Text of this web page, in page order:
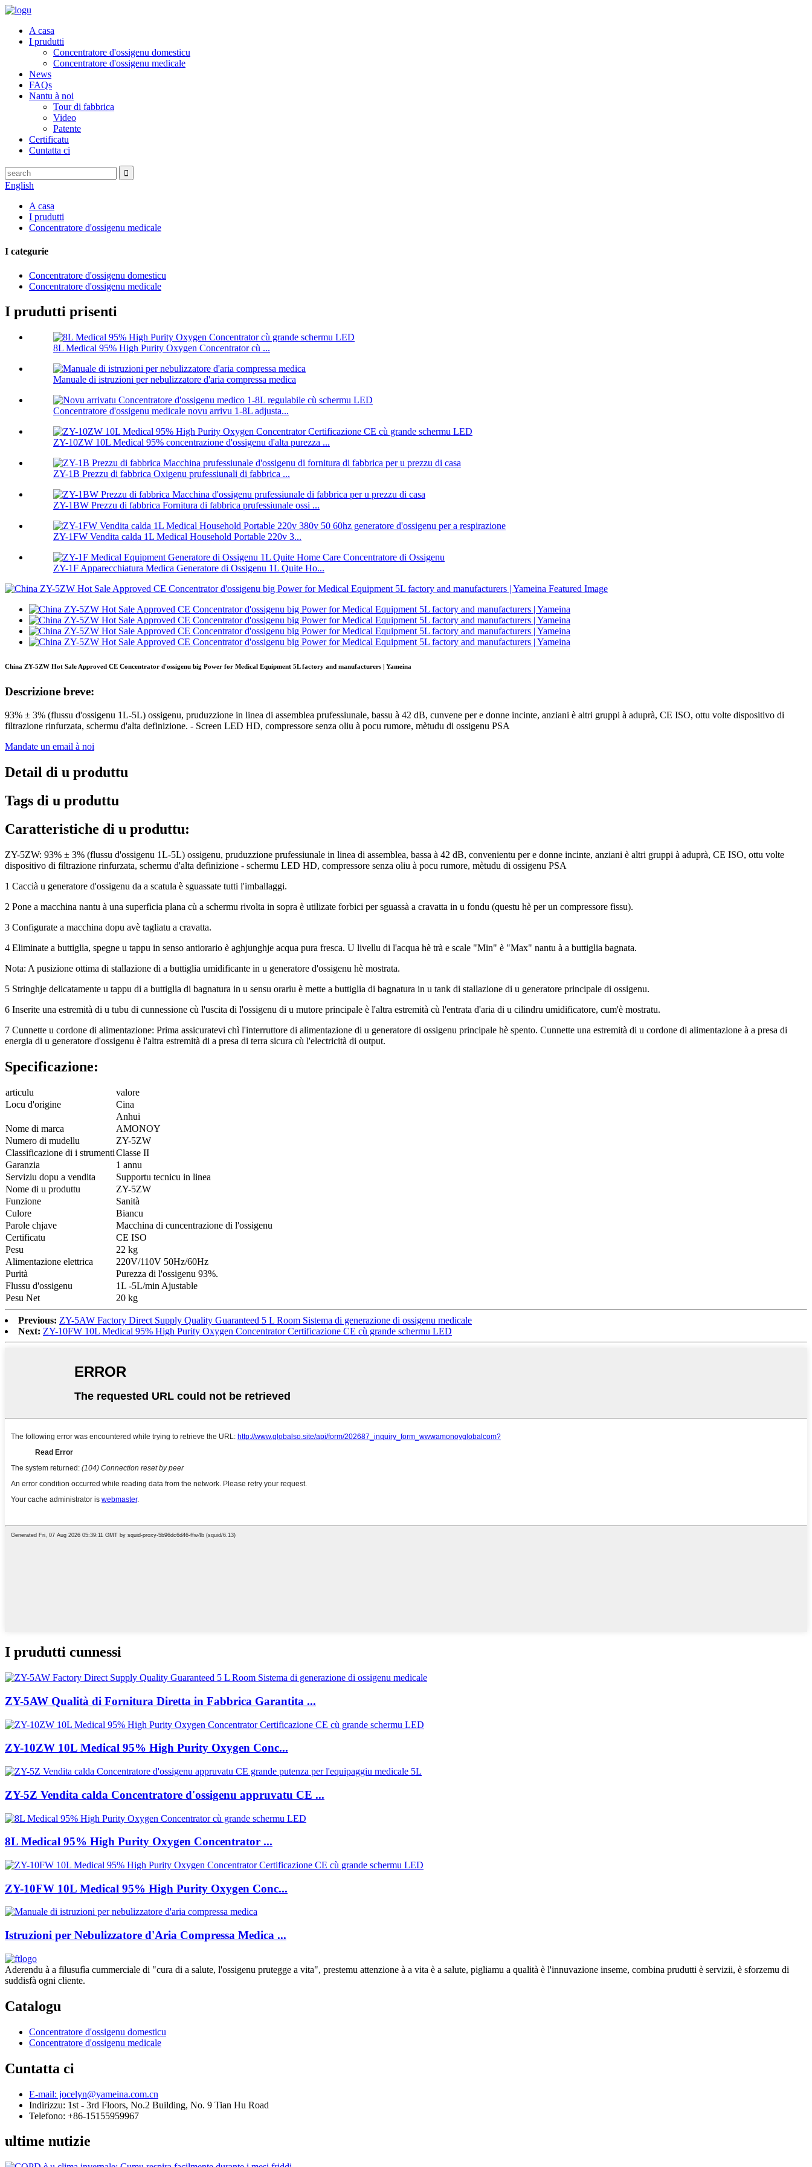
A casa
I prudutti
Concentratore d'ossigenu domesticu
Concentratore d'ossigenu medicale
News
FAQs
Nantu à noi
Tour di fabbrica
Video
Patente
Certificatu
Cuntatta ci
English
A casa
I prudutti
Concentratore d'ossigenu medicale
I categurie
Concentratore d'ossigenu domesticu
Concentratore d'ossigenu medicale
I prudutti prisenti
8L Medical 95% High Purity Oxygen Concentrator cù ...
Manuale di istruzioni per nebulizzatore d'aria compressa medica
Concentratore d'ossigenu medicale novu arrivu 1-8L adjusta...
ZY-10ZW 10L Medical 95% concentrazione d'ossigenu d'alta purezza ...
ZY-1B Prezzu di fabbrica Oxigenu prufessiunali di fabbrica ...
ZY-1BW Prezzu di fabbrica Fornitura di fabbrica prufessiunale ossi ...
ZY-1FW Vendita calda 1L Medical Household Portable 220v 3...
ZY-1F Apparecchiatura Medica Generatore di Ossigenu 1L Quite Ho...
China ZY-5ZW Hot Sale Approved CE Concentrator d'ossigenu big Power for Medical Equipment 5L factory and manufacturers | Yameina
Descrizione breve:
93% ± 3% (flussu d'ossigenu 1L-5L) ossigenu, pruduzzione in linea di assemblea prufessiunale, bassu à 42 dB, cunvene per e donne incinte, anziani è altri gruppi à aduprà, CE ISO, ottu volte dispositivo di
filtrazione rinfurzata, schermu d'alta definizione. - Screen LED HD, compressore senza oliu à pocu rumore, mètudu di ossigenu PSA
Mandate un email à noi
Detail di u produttu
Tags di u produttu
Caratteristiche di u produttu:
ZY-5ZW: 93% ± 3% (flussu d'ossigenu 1L-5L) ossigenu, pruduzzione prufessiunale in linea di assemblea, bassa à 42 dB, convenientu per e donne incinte, anziani è altri gruppi à aduprà, CE ISO, ottu volte
dispositivo di filtrazione rinfurzata, schermu d'alta definizione - schermu LED HD, compressore senza oliu à pocu rumore, mètudu di ossigenu PSA
1 Caccià u generatore d'ossigenu da a scatula è sguassate tutti l'imballaggi.
2 Pone a macchina nantu à una superficia plana cù a schermu rivolta in sopra è utilizate forbici per sguassà a cravatta in u fondu (questu hè per un compressore fissu).
3 Configurate a macchina dopu avè tagliatu a cravatta.
4 Eliminate a buttiglia, spegne u tappu in senso antiorario è aghjunghje acqua pura fresca. U livellu di l'acqua hè trà e scale "Min" è "Max" nantu à a buttiglia bagnata.
Nota: A pusizione ottima di stallazione di a buttiglia umidificante in u generatore d'ossigenu hè mostrata.
5 Stringhje delicatamente u tappu di a buttiglia di bagnatura in u sensu orariu è mette a buttiglia di bagnatura in u tank di stallazione di u generatore principale di ossigenu.
6 Inserite una estremità di u tubu di cunnessione cù l'uscita di l'ossigenu di u mutore principale è l'altra estremità cù l'entrata d'aria di u cilindru umidificatore, cum'è mostratu.
7 Cunnette u cordone di alimentazione: Prima assicuratevi chì l'interruttore di alimentazione di u generatore di ossigenu principale hè spento. Cunnette una estremità di u cordone di alimentazione à a presa di
energia di u generatore d'ossigenu è l'altra estremità di a presa di terra sicura cù l'electricità di output.
Specificazione:
articulu
valore
Locu d'origine
Cina
Anhui
Nome di marca
AMONOY
Numero di mudellu
ZY-5ZW
Classificazione di i strumentiClasse II
Garanzia
1 annu
Serviziu dopu a vendita
Supportu tecnicu in linea
Nome di u produttu
ZY-5ZW
Funzione
Sanità
Culore
Biancu
Parole chjave
Macchina di cuncentrazione di l'ossigenu
Certificatu
CE ISO
Pesu
22 kg
Alimentazione elettrica
220V/110V 50Hz/60Hz
Purità
Purezza di l'ossigenu 93%.
Flussu d'ossigenu
1L -5L/min Ajustable
Pesu Net
20 kg
Previous: ZY-5AW Factory Direct Supply Quality Guaranteed 5 L Room Sistema di generazione di ossigenu medicale
Next: ZY-10FW 10L Medical 95% High Purity Oxygen Concentrator Certificazione CE cù grande schermu LED
I prudutti cunnessi
ZY-5AW Qualità di Fornitura Diretta in Fabbrica Garantita ...
ZY-10ZW 10L Medical 95% High Purity Oxygen Conc...
ZY-5Z Vendita calda Concentratore d'ossigenu appruvatu CE ...
8L Medical 95% High Purity Oxygen Concentrator ...
ZY-10FW 10L Medical 95% High Purity Oxygen Conc...
Istruzioni per Nebulizzatore d'Aria Compressa Medica ...
Aderendu à a filusufìa cummerciale di "cura di a salute, l'ossigenu prutegge a vita", prestemu attenzione à a vita è a salute, pigliamu a qualità è l'innuvazione inseme, combina prudutti è servizii, è sforzemu di
suddisfà ogni cliente.
Catalogu
Concentratore d'ossigenu domesticu
Concentratore d'ossigenu medicale
Cuntatta ci
E-mail: jocelyn@yameina.com.cn
Indirizzu: 1st - 3rd Floors, No.2 Building, No. 9 Tian Hu Road
Telefono: +86-15155959967
ultime nutizie